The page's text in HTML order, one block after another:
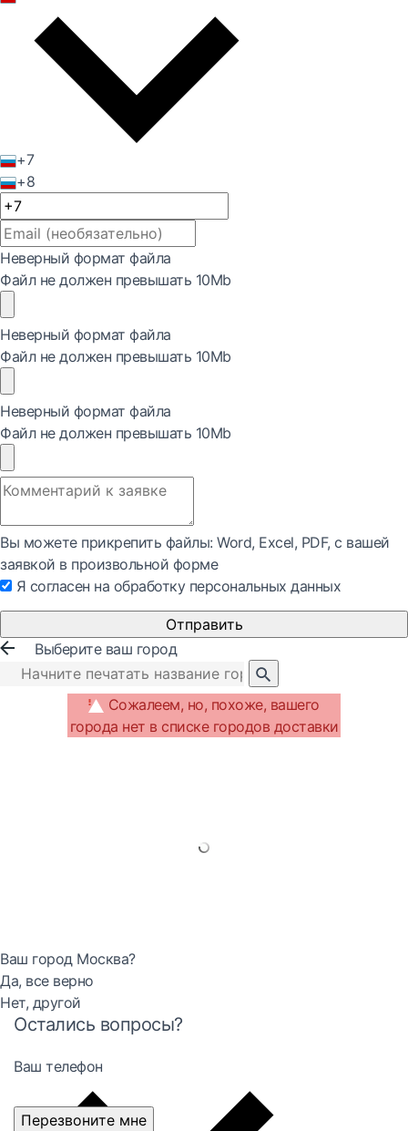
+7
+8
Неверный формат файла
Файл не должен превышать 10Mb
Неверный формат файла
Файл не должен превышать 10Mb
Неверный формат файла
Файл не должен превышать 10Mb
Вы можете прикрепить файлы: Word, Exсel, PDF, с вашей
заявкой в произвольной форме
Я согласен на обработку персональных данных
Отправить
Выберите ваш город
Сожалеем, но, похоже, вашего
города нет в списке городов доставки
Ваш город Москва?
Да, все верно
Нет, другой
Остались вопросы?
Ваш телефон
Перезвоните мне